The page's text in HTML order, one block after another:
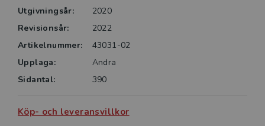
Utgivningsår:
2020
Revisionsår:
2022
Artikelnummer:
43031-02
Upplaga:
Andra
Sidantal:
390
Köp- och leveransvillkor